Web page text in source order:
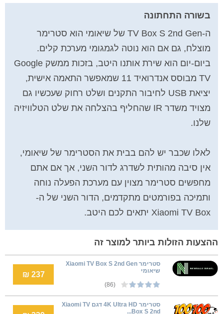
בשורה התחתונה
ה-TV Box S 2nd Gen של שיאומי הוא סטרימר
מוצלח, גם אם הוא נוטה לגמגומי מערכת קלים.
ביום-יום הוא שירת אותנו היטב, בזכות ממשק Google
TV מבוסס אנדרואיד 11 שמאפשר התאמה אישית,
יציאת USB לחיבור התקנים ושלט רחוק שעכשיו גם
מצויד משדר IR שהחליף בהצלחה את שלט הטלוויזיה
שלנו.
לאלו שכבר יש להם בבית את הסטרימר של שיאומי,
אין סיבה מהותית לשדרג לדור השני, אך אם אתם
מחפשים סטרימר מצוין עם מערכת הפעלה נוחה
ותמיכה בפורמטים מתקדמים, הדור השני של ה-
Xiaomi TV Box יתאים לכם היטב.
ההצעות הזולות ביותר למוצר זה
סטרימר Xiaomi TV Box S 2nd Gen
שיאומי
(86)
237 ₪
סטרימר 4K Ultra HD דגם Xiaomi TV
Box S 2nd...